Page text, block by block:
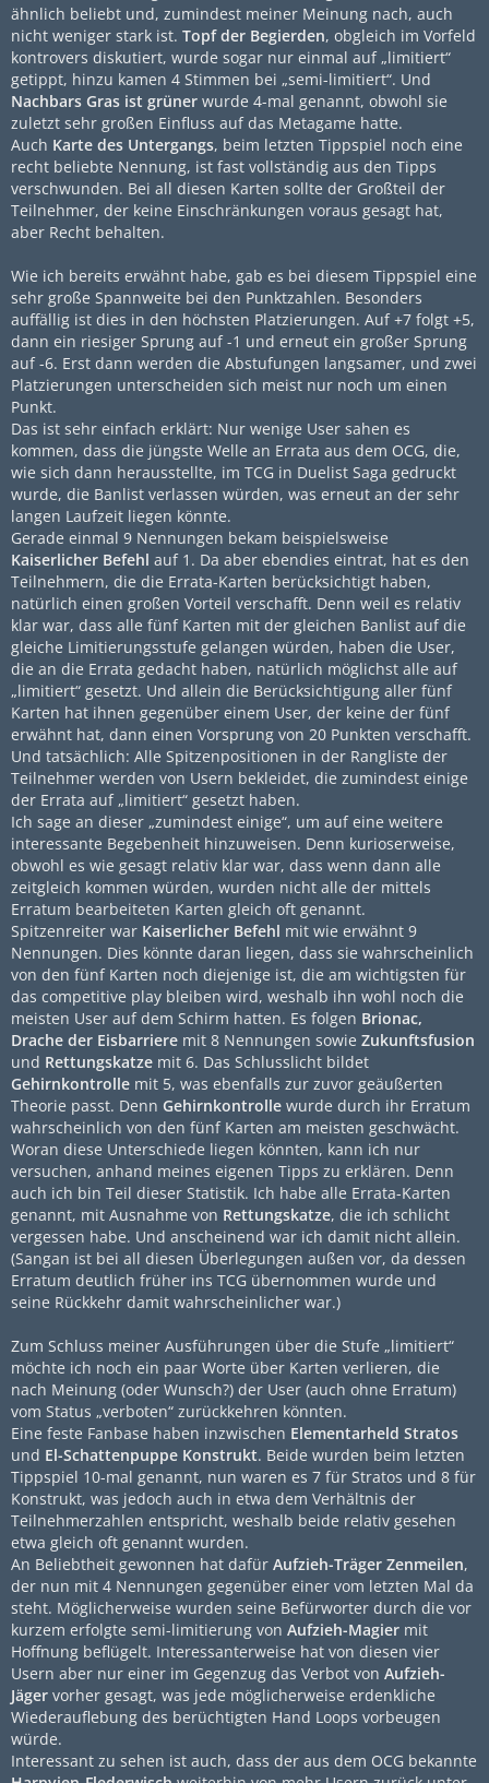
ähnlich beliebt und, zumindest meiner Meinung nach, auch
nicht weniger stark ist. Topf der Begierden, obgleich im Vorfeld
kontrovers diskutiert, wurde sogar nur einmal auf „limitiert“
getippt, hinzu kamen 4 Stimmen bei „semi-limitiert“. Und
Nachbars Gras ist grüner wurde 4-mal genannt, obwohl sie
zuletzt sehr großen Einfluss auf das Metagame hatte.
Auch Karte des Untergangs, beim letzten Tippspiel noch eine
recht beliebte Nennung, ist fast vollständig aus den Tipps
verschwunden. Bei all diesen Karten sollte der Großteil der
Teilnehmer, der keine Einschränkungen voraus gesagt hat,
aber Recht behalten.
Wie ich bereits erwähnt habe, gab es bei diesem Tippspiel eine
sehr große Spannweite bei den Punktzahlen. Besonders
auffällig ist dies in den höchsten Platzierungen. Auf +7 folgt +5,
dann ein riesiger Sprung auf -1 und erneut ein großer Sprung
auf -6. Erst dann werden die Abstufungen langsamer, und zwei
Platzierungen unterscheiden sich meist nur noch um einen
Punkt.
Das ist sehr einfach erklärt: Nur wenige User sahen es
kommen, dass die jüngste Welle an Errata aus dem OCG, die,
wie sich dann herausstellte, im TCG in Duelist Saga gedruckt
wurde, die Banlist verlassen würden, was erneut an der sehr
langen Laufzeit liegen könnte.
Gerade einmal 9 Nennungen bekam beispielsweise
Kaiserlicher Befehl auf 1. Da aber ebendies eintrat, hat es den
Teilnehmern, die die Errata-Karten berücksichtigt haben,
natürlich einen großen Vorteil verschafft. Denn weil es relativ
klar war, dass alle fünf Karten mit der gleichen Banlist auf die
gleiche Limitierungsstufe gelangen würden, haben die User,
die an die Errata gedacht haben, natürlich möglichst alle auf
„limitiert“ gesetzt. Und allein die Berücksichtigung aller fünf
Karten hat ihnen gegenüber einem User, der keine der fünf
erwähnt hat, dann einen Vorsprung von 20 Punkten verschafft.
Und tatsächlich: Alle Spitzenpositionen in der Rangliste der
Teilnehmer werden von Usern bekleidet, die zumindest einige
der Errata auf „limitiert“ gesetzt haben.
Ich sage an dieser „zumindest einige“, um auf eine weitere
interessante Begebenheit hinzuweisen. Denn kurioserweise,
obwohl es wie gesagt relativ klar war, dass wenn dann alle
zeitgleich kommen würden, wurden nicht alle der mittels
Erratum bearbeiteten Karten gleich oft genannt.
Spitzenreiter war Kaiserlicher Befehl mit wie erwähnt 9
Nennungen. Dies könnte daran liegen, dass sie wahrscheinlich
von den fünf Karten noch diejenige ist, die am wichtigsten für
das competitive play bleiben wird, weshalb ihn wohl noch die
meisten User auf dem Schirm hatten. Es folgen Brionac,
Drache der Eisbarriere mit 8 Nennungen sowie Zukunftsfusion
und Rettungskatze mit 6. Das Schlusslicht bildet
Gehirnkontrolle mit 5, was ebenfalls zur zuvor geäußerten
Theorie passt. Denn Gehirnkontrolle wurde durch ihr Erratum
wahrscheinlich von den fünf Karten am meisten geschwächt.
Woran diese Unterschiede liegen könnten, kann ich nur
versuchen, anhand meines eigenen Tipps zu erklären. Denn
auch ich bin Teil dieser Statistik. Ich habe alle Errata-Karten
genannt, mit Ausnahme von Rettungskatze, die ich schlicht
vergessen habe. Und anscheinend war ich damit nicht allein.
(Sangan ist bei all diesen Überlegungen außen vor, da dessen
Erratum deutlich früher ins TCG übernommen wurde und
seine Rückkehr damit wahrscheinlicher war.)
Zum Schluss meiner Ausführungen über die Stufe „limitiert“
möchte ich noch ein paar Worte über Karten verlieren, die
nach Meinung (oder Wunsch?) der User (auch ohne Erratum)
vom Status „verboten“ zurückkehren könnten.
Eine feste Fanbase haben inzwischen Elementarheld Stratos
und El-Schattenpuppe Konstrukt. Beide wurden beim letzten
Tippspiel 10-mal genannt, nun waren es 7 für Stratos und 8 für
Konstrukt, was jedoch auch in etwa dem Verhältnis der
Teilnehmerzahlen entspricht, weshalb beide relativ gesehen
etwa gleich oft genannt wurden.
An Beliebtheit gewonnen hat dafür Aufzieh-Träger Zenmeilen,
der nun mit 4 Nennungen gegenüber einer vom letzten Mal da
steht. Möglicherweise wurden seine Befürworter durch die vor
kurzem erfolgte semi-limitierung von Aufzieh-Magier mit
Hoffnung beflügelt. Interessanterweise hat von diesen vier
Usern aber nur einer im Gegenzug das Verbot von Aufzieh-
Jäger vorher gesagt, was jede möglicherweise erdenkliche
Wiederauflebung des berüchtigten Hand Loops vorbeugen
würde.
Interessant zu sehen ist auch, dass der aus dem OCG bekannte